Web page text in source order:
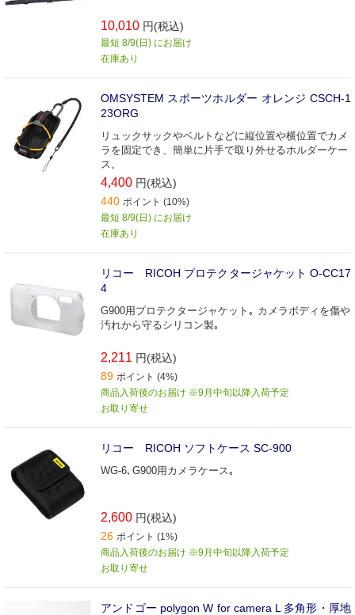
10,010 円(税込)
最短 8/9(日) にお届け
在庫あり
OMSYSTEM スポーツホルダー オレンジ CSCH-1
23ORG
リュックサックやベルトなどに縦位置や横位置でカメ
ラを固定でき、簡単に片手で取り外せるホルダーケー
ス。
4,400 円(税込)
440 ポイント (10%)
最短 8/9(日) にお届け
在庫あり
リコー RICOH プロテクタージャケット O-CC17
4
G900用プロテクタージャケット｡ カメラボディを傷や
汚れから守るシリコン製｡
2,211 円(税込)
89 ポイント (4%)
商品入荷後のお届け ※9月中旬以降入荷予定
お取り寄せ
リコー RICOH ソフトケース SC-900
WG-6､G900用カメラケース｡
2,600 円(税込)
26 ポイント (1%)
商品入荷後のお届け ※9月中旬以降入荷予定
お取り寄せ
アンドゴー polygon W for camera L 多角形・厚地